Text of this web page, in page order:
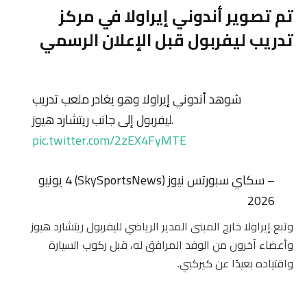
تم تصوير أندوني إيراولا في مركز
تدريب ليفربول قبل الإعلان الرسمي
شوهد أندوني إيراولا وهو يغادر ملعب تدريب
ليفربول إلى جانب ريتشارد هيوز.
pic.twitter.com/2zEX4FyMTE
– سكاي سبورتس نيوز (SkySportsNews) 4 يونيو
2026
وتبع إيراولا خارج المبنى المدير الرياضي لليفربول ريتشارد هيوز
وأعضاء آخرون من الوفد المرافق له، قبل ركوب السيارة
واقتياده بعيدًا عن كيركبي.